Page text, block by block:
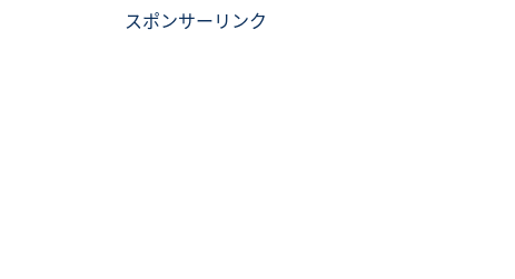
スポンサーリンク